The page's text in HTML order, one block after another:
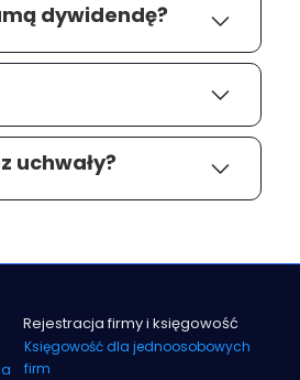
Rejestracja firmy i księgowość
Księgowość dla jednoosobowych
firm
uchwały?
dywidendę?